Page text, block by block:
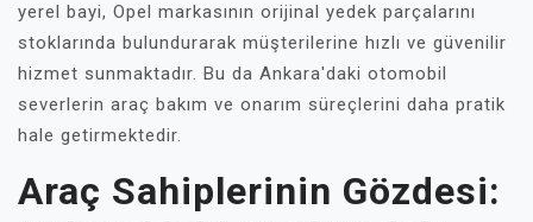
yerel bayi, Opel markasının orijinal yedek parçalarını
stoklarında bulundurarak müşterilerine hızlı ve güvenilir
hizmet sunmaktadır. Bu da Ankara'daki otomobil
severlerin araç bakım ve onarım süreçlerini daha pratik
hale getirmektedir.
Araç Sahiplerinin Gözdesi: